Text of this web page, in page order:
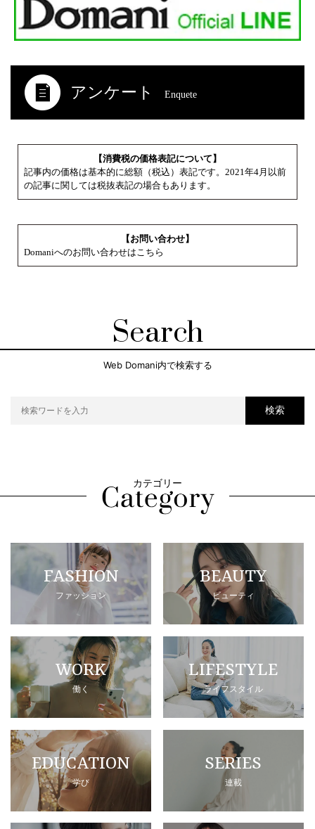
アンケート Enquete
【消費税の価格表記について】
記事内の価格は基本的に総額（税込）表記です。2021年4月以前
の記事に関しては税抜表記の場合もあります。
【お問い合わせ】
Domaniへのお問い合わせはこちら
Search
Web Domani内で検索する
検索
カテゴリー
FASHION
ファッション
BEAUTY
ビューティ
WORK
働く
LIFESTYLE
ライフスタイル
EDUCATION
学び
SERIES
連載